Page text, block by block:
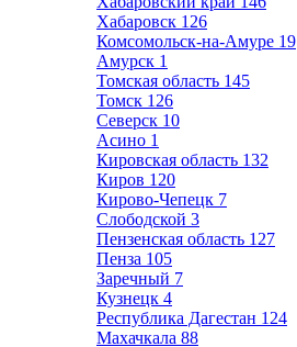
Хабаровск 126
Комсомольск-на-Амуре 19
Амурск 1
Томская область 145
Томск 126
Северск 10
Асино 1
Кировская область 132
Киров 120
Кирово-Чепецк 7
Слободской 3
Пензенская область 127
Пенза 105
Заречный 7
Кузнецк 4
Республика Дагестан 124
Махачкала 88